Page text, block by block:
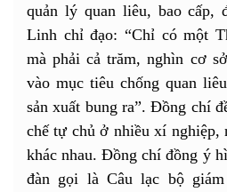
quản lý quan liêu, bao cấp,
Linh chỉ đạo: “Chỉ có một
mà phải cả trăm, nghìn cơ
vào mục tiêu chống quan
sản xuất bung ra”. Đồng chí
chế tự chủ ở nhiều xí nghiệp,
khác nhau. Đồng chí đồng ý
đàn gọi là Câu lạc bộ